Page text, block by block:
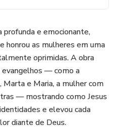
e emocionante,
honrou as mulheres em uma
oprimidas. A obra
evangelhos — como a
Marta e Maria, a mulher com
— mostrando como Jesus
e elevou cada
diante de Deus.